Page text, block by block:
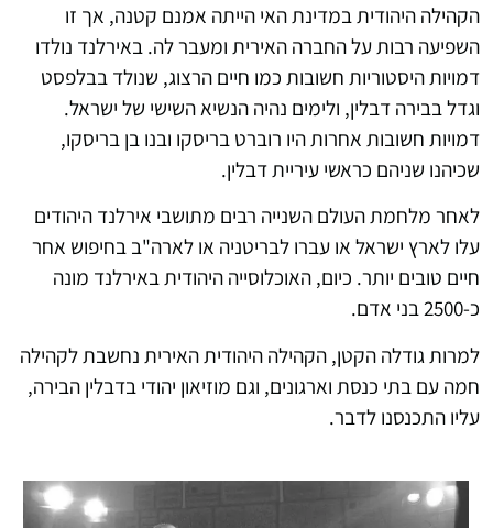
הקהילה היהודית במדינת האי הייתה אמנם קטנה, אך זו
השפיעה רבות על החברה האירית ומעבר לה. באירלנד נולדו
דמויות היסטוריות חשובות כמו חיים הרצוג, שנולד בבלפסט
וגדל בבירה דבלין, ולימים נהיה הנשיא השישי של ישראל.
דמויות חשובות אחרות היו רוברט בריסקו ובנו בן בריסקו,
שכיהנו שניהם כראשי עיריית דבלין.
לאחר מלחמת העולם השנייה רבים מתושבי אירלנד היהודים
עלו לארץ ישראל או עברו לבריטניה או לארה"ב בחיפוש אחר
חיים טובים יותר. כיום, האוכלוסייה היהודית באירלנד מונה
כ-2500 בני אדם.
למרות גודלה הקטן, הקהילה היהודית האירית נחשבת לקהילה
חמה עם בתי כנסת וארגונים, וגם מוזיאון יהודי בדבלין הבירה,
עליו התכנסנו לדבר.